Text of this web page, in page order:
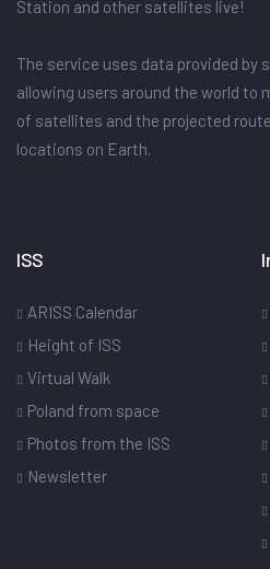
Station and other satellites live!
The service uses data provided by
allowing users around the world
of satellites and the projected
locations on Earth.
ISS
ARISS Calendar
Height of ISS
Virtual Walk
Poland from space
Photos from the ISS
Newsletter